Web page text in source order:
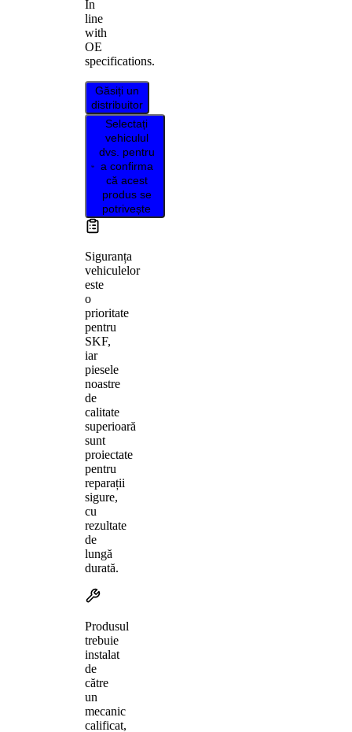
In
line
with
OE
specifications.
Găsiți un
distribuitor
Selectați
vehiculul
dvs. pentru
a confirma
că acest
produs se
potrivește
Siguranța
vehiculelor
este
o
prioritate
pentru
SKF,
iar
piesele
noastre
de
calitate
superioară
sunt
proiectate
pentru
reparații
sigure,
cu
rezultate
de
lungă
durată.
Produsul
trebuie
instalat
de
către
un
mecanic
calificat,